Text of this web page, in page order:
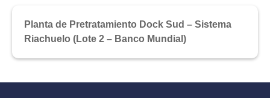
Planta de Pretratamiento Dock Sud – Sistema
Riachuelo (Lote 2 – Banco Mundial)